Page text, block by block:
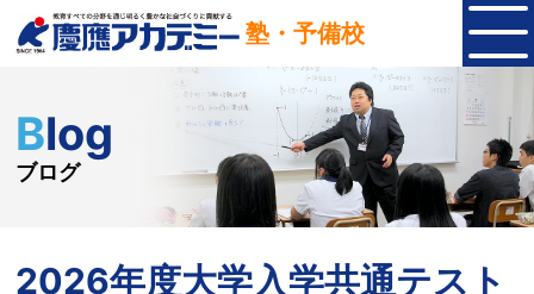
塾・予備校
Blog
ブログ
2026年度大学入学共通テスト